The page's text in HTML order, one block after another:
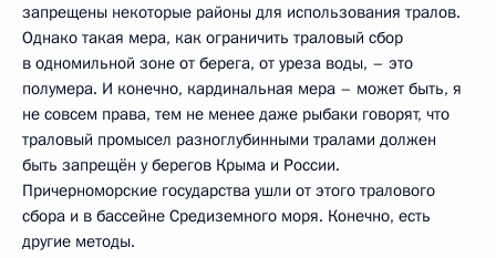
запрещены некоторые районы для использования тралов.
Однако такая мера, как ограничить траловый сбор
в одномильной зоне от берега, от уреза воды, – это
полумера. И конечно, кардинальная мера – может быть, я
не совсем права, тем не менее даже рыбаки говорят, что
траловый промысел разноглубинными тралами должен
быть запрещён у берегов Крыма и России.
Причерноморские государства ушли от этого тралового
сбора и в бассейне Средиземного моря. Конечно, есть
другие методы.